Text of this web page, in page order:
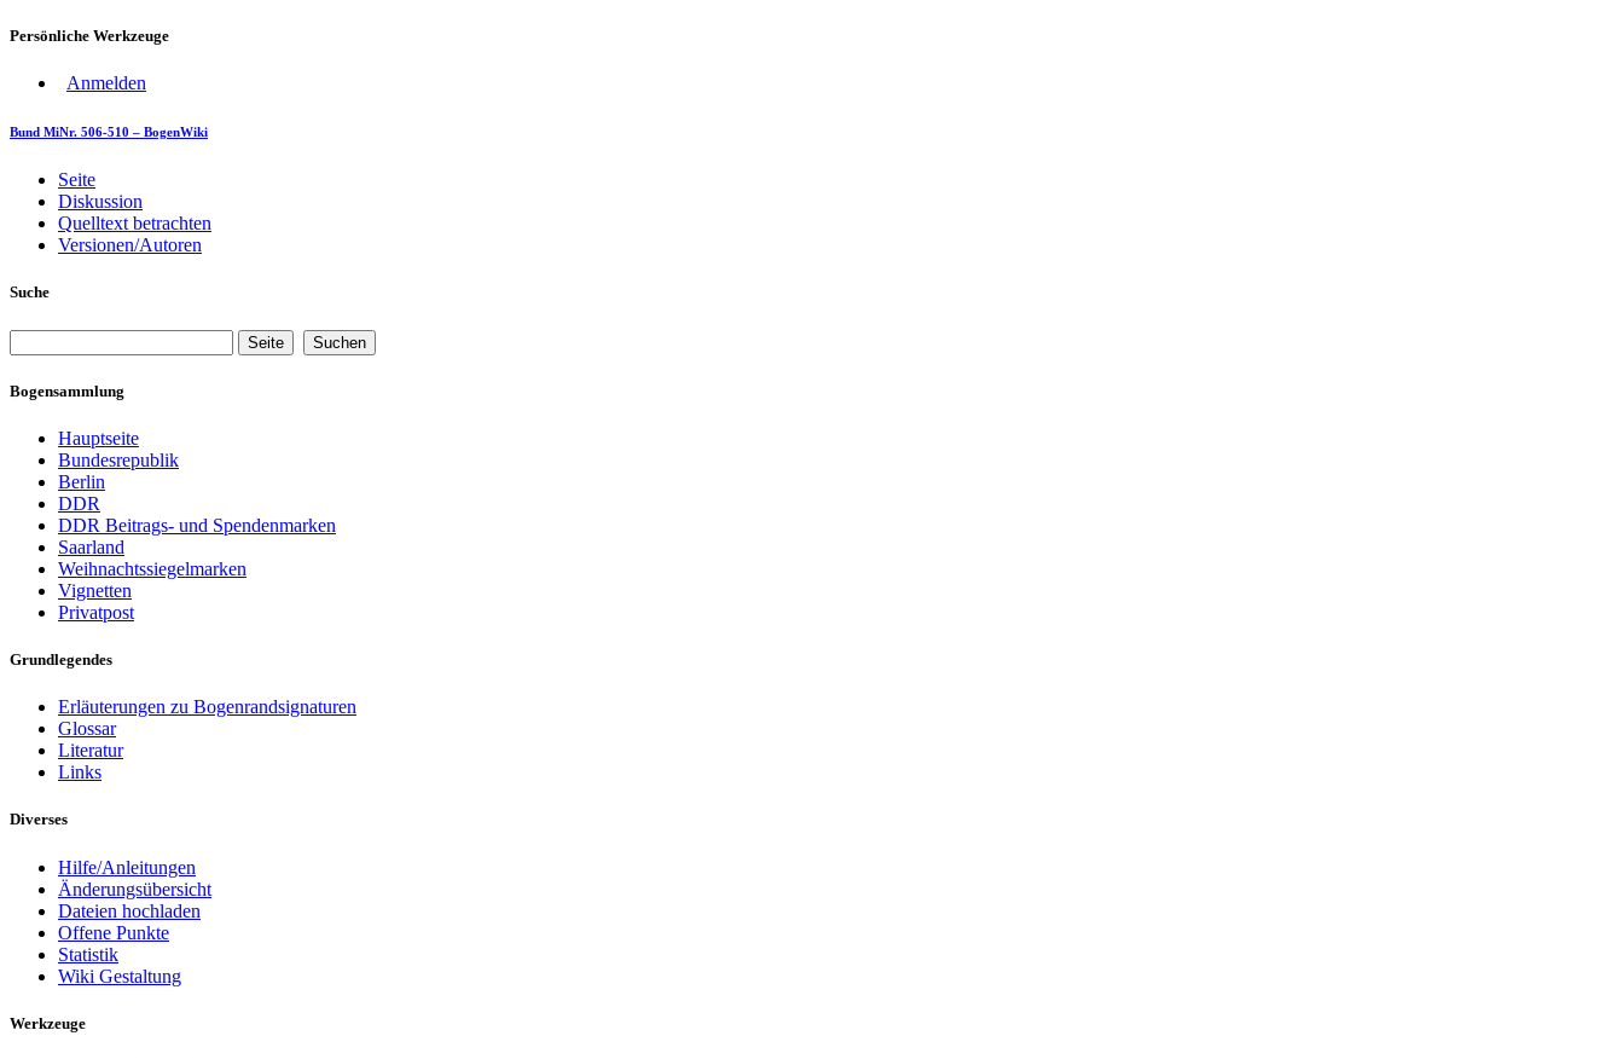
Persönliche Werkzeuge
Anmelden
Bund MiNr. 506-510 – BogenWiki
Seite
Diskussion
Quelltext betrachten
Versionen/Autoren
Suche
Bogensammlung
Hauptseite
Bundesrepublik
Berlin
DDR
DDR Beitrags- und Spendenmarken
Saarland
Weihnachtssiegelmarken
Vignetten
Privatpost
Grundlegendes
Erläuterungen zu Bogenrandsignaturen
Glossar
Literatur
Links
Diverses
Hilfe/Anleitungen
Änderungsübersicht
Dateien hochladen
Offene Punkte
Statistik
Wiki Gestaltung
Werkzeuge